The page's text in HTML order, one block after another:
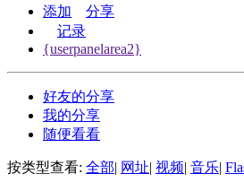
添加
分享
记录
{userpanelarea2}
好友的分享
我的分享
随便看看
按类型查看: 全部| 网址| 视频| 音乐|